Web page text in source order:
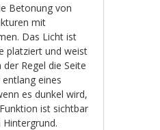
Betonung von
mit
Das Licht ist
platziert und weist
Regel die Seite
eines
es dunkel wird,
ist sichtbar